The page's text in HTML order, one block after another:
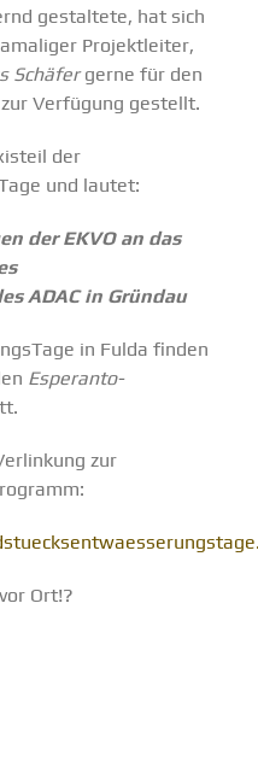
gestaltete, hat sich
Projektleiter,
Schäfergerne für den
Verfügung gestellt.
der
und lautet:
der EKVO an das
ADAC in Gründau
in Fulda finden
Esperanto-
zur
Ort!?